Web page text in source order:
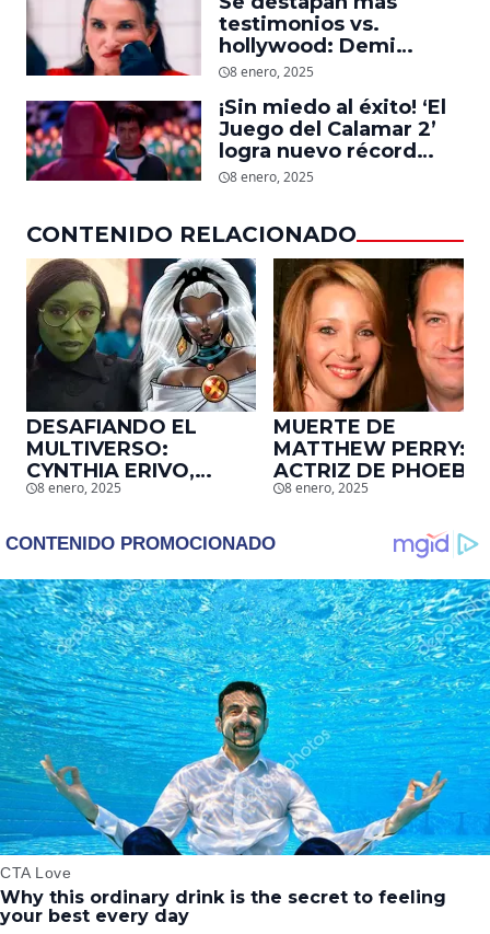
dejó
testimonios vs.
hollywood: Demi
Moore, protagonista de
daño que le hizo la
industria a su cuerpo
8 enero, 2025
¡Sin miedo al éxito! ‘El
Juego del Calamar 2’
logra nuevo récord
mundial en tan solo 11
8 enero, 2025
CONTENIDO RELACIONADO
DESAFIANDO EL
MULTIVERSO:
CYNTHIA ERIVO,
PROTAGONISTA DE
SER STORM EN EL
8 enero, 2025
MUERTE DE
MATTHEW PERRY:
ACTRIZ DE PHOEBE,
EN ‘FRIENDS’,
EMOTIVO MENSAJE
QUE EL ACTOR LE
DEJÓ
8 enero, 2025